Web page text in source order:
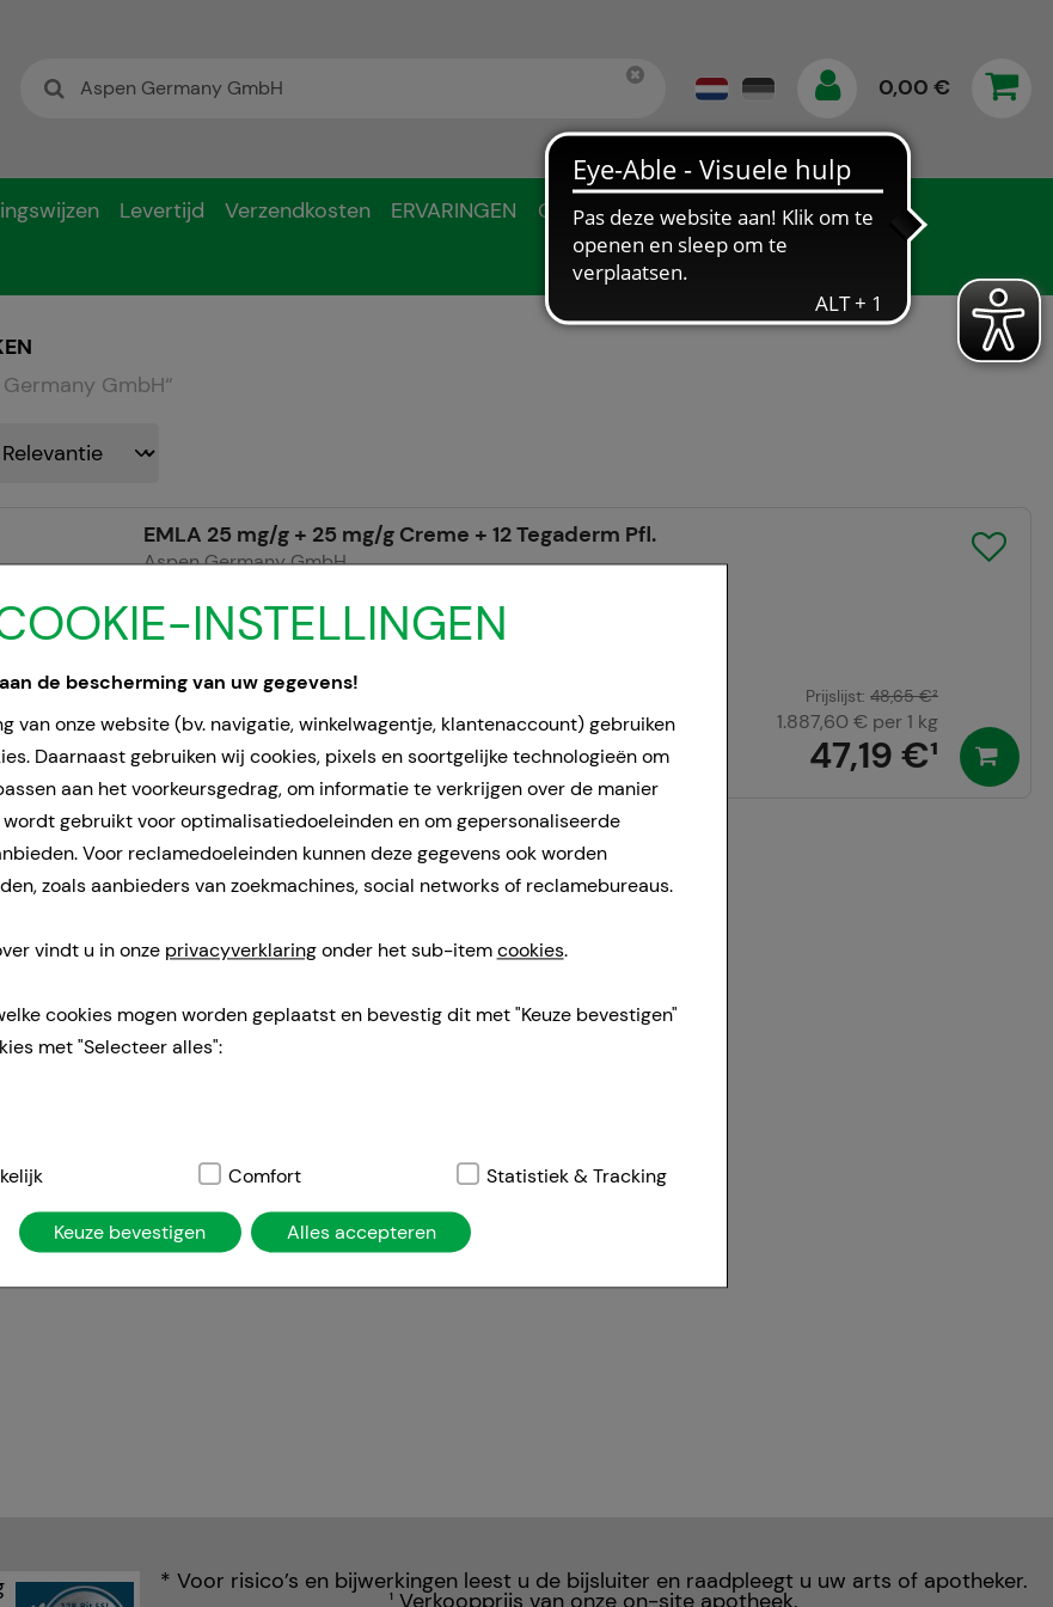
INSTELLINGEN
de bescherming van uw gegevens!
van onze website (bv. navigatie, winkelwagentje, klantenaccount) gebruiken
Daarnaast gebruiken wij cookies, pixels en soortgelijke technologieën om
aan het voorkeursgedrag, om informatie te verkrijgen over de manier
gebruikt voor optimalisatiedoeleinden en om gepersonaliseerde
Voor reclamedoeleinden kunnen deze gegevens ook worden
zoals aanbieders van zoekmachines, social networks of reclamebureaus.
vindt u in onze privacyverklaringonder het sub-itemcookies.
cookies mogen worden geplaatst en bevestig dit met "Keuze bevestigen"
met "Selecteer alles":
Dit zijn cookies die noodzakelijk zijn voor de basisfuncties van onze
winkelwagentje, klantenaccount), daarom kunnen deze niet worden
media.
Comfort Statistiek & Tracking
Keuze bevestigen Alles accepteren
0,00 €
Levertijd Verzendkosten ERVARINGEN
Gegevensbescherming
GmbH“
EMLA 25 mg/g + 25 mg/g Creme + 12 Tegaderm Pfl.
Aspen Germany GmbH
Room
Doorgaans gereed voor verzending
binnen 24-36 uur.
47,19 €¹
Prijslijst: 48,65 €²
1.887,60 € per 1 kg
* Voor risico’s en bijwerkingen leest u de bijsluiter en raadpleegt u uw arts of apotheker.
1Verkoopprijs van onze on-site apotheek.